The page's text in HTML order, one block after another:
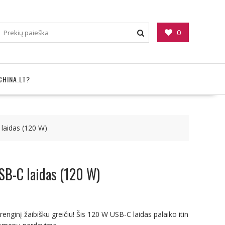
0
(120 W)
C laidas (120 W)
žaibišku greičiu! Šis 120 W USB-C laidas palaiko itin